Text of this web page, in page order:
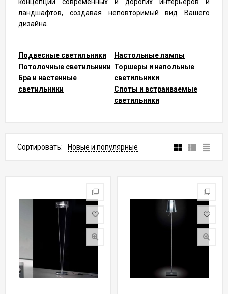
ландшафтов, создавая неповторимый вид Вашего
дизайна.
Подвесные светильники
Потолочные светильники
Бра и настенные
светильники
Настольные лампы
Торшеры и напольные
светильники
Споты и встраиваемые
светильники
Сортировать: Новые и популярные